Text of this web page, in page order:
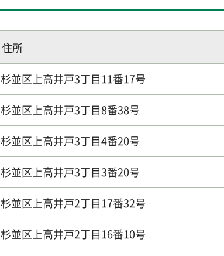
住所
杉並区上高井戸3丁目11番17号
杉並区上高井戸3丁目8番38号
杉並区上高井戸3丁目4番20号
杉並区上高井戸3丁目3番20号
杉並区上高井戸2丁目17番32号
杉並区上高井戸2丁目16番10号